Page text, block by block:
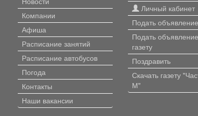
Компании
Афиша
Расписание занятий
Расписание автобусов
Погода
Контакты
Наши вакансии
Личный кабинет
Подать объявление
Подать
газету
Поздравить
Скачать газету
М"